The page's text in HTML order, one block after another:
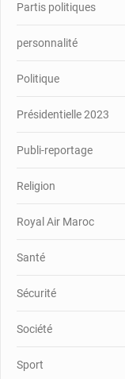
Partis politiques
personnalité
Politique
Présidentielle 2023
Publi-reportage
Religion
Royal Air Maroc
Santé
Sécurité
Société
Sport